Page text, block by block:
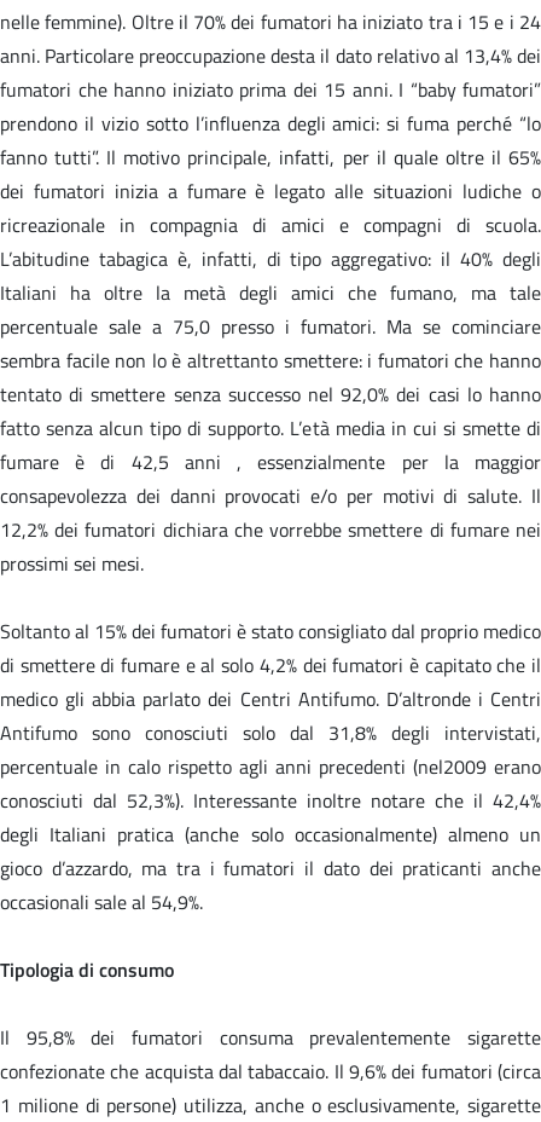
nelle femmine). Oltre il 70% dei fumatori ha iniziato tra i 15 e i 24
anni. Particolare preoccupazione desta il dato relativo al 13,4% dei
fumatori che hanno iniziato prima dei 15 anni. I “baby fumatori”
prendono il vizio sotto l’influenza degli amici: si fuma perché “lo
fanno tutti”. Il motivo principale, infatti, per il quale oltre il 65%
dei fumatori inizia a fumare è legato alle situazioni ludiche o
ricreazionale in compagnia di amici e compagni di scuola.
L’abitudine tabagica è, infatti, di tipo aggregativo: il 40% degli
Italiani ha oltre la metà degli amici che fumano, ma tale
percentuale sale a 75,0 presso i fumatori. Ma se cominciare
sembra facile non lo è altrettanto smettere: i fumatori che hanno
tentato di smettere senza successo nel 92,0% dei casi lo hanno
fatto senza alcun tipo di supporto. L’età media in cui si smette di
fumare è di 42,5 anni , essenzialmente per la maggior
consapevolezza dei danni provocati e/o per motivi di salute. Il
12,2% dei fumatori dichiara che vorrebbe smettere di fumare nei
prossimi sei mesi.
Soltanto al 15% dei fumatori è stato consigliato dal proprio medico
di smettere di fumare e al solo 4,2% dei fumatori è capitato che il
medico gli abbia parlato dei Centri Antifumo. D’altronde i Centri
Antifumo sono conosciuti solo dal 31,8% degli intervistati,
percentuale in calo rispetto agli anni precedenti (nel2009 erano
conosciuti dal 52,3%). Interessante inoltre notare che il 42,4%
degli Italiani pratica (anche solo occasionalmente) almeno un
gioco d’azzardo, ma tra i fumatori il dato dei praticanti anche
occasionali sale al 54,9%.
Tipologia di consumo
Il 95,8% dei fumatori consuma prevalentemente sigarette
confezionate che acquista dal tabaccaio. Il 9,6% dei fumatori (circa
1 milione di persone) utilizza, anche o esclusivamente, sigarette